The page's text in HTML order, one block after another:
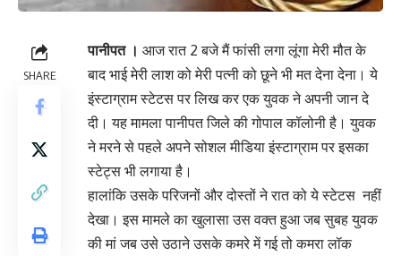
SHARE
पानीपत । आज रात 2 बजे मैं फांसी लगा लूंगा मेरी मौत के
बाद भाई मेरी लाश को मेरी पत्नी को छूने भी मत देना देना। ये
इंस्टाग्राम स्टेटस पर लिख कर एक युवक ने अपनी जान दे
दी। यह मामला पानीपत जिले की गोपाल कॉलोनी है। युवक
ने मरने से पहले अपने सोशल मीडिया इंस्टाग्राम पर इसका
स्टेट्स भी लगाया है।
हालांकि उसके परिजनों और दोस्तों ने रात को ये स्टेटस नहीं
देखा। इस मामले का खुलासा उस वक्त हुआ जब सुबह युवक
की मां जब उसे उठाने उसके कमरे में गई तो कमरा लॉक